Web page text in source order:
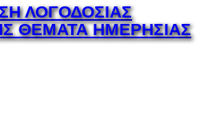
ΛΟΓΟΔΟΣΙΑΣ
ΘΕΜΑΤΑ ΗΜΕΡΗΣΙΑΣ